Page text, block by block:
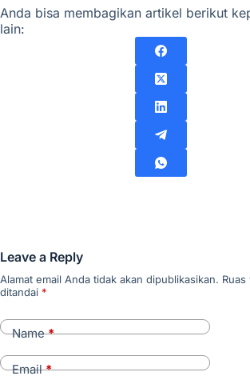
Anda bisa membagikan artikel berikut
lain:
Leave a Reply
Alamat email Anda tidak akan dipublikasikan.
ditandai *
Name*
Email*